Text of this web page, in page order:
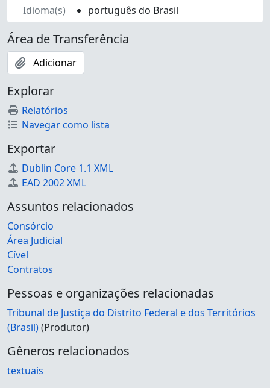
Idioma(s) português do Brasil
Área de Transferência
Adicionar
Explorar
Relatórios
Navegar como lista
Exportar
Dublin Core 1.1 XML
EAD 2002 XML
Assuntos relacionados
Consórcio
Área Judicial
Cível
Contratos
Pessoas e organizações relacionadas
Tribunal de Justiça do Distrito Federal e dos Territórios
(Brasil)(Produtor)
Gêneros relacionados
textuais